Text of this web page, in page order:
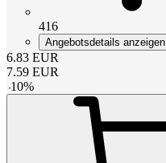
416
Angebotsdetails anzeigen
6.83 EUR
7.59 EUR
-10%